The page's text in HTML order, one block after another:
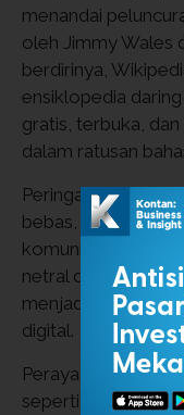
menandai
oleh Jimmy Wales
berdirinya,
ensiklopedia
gratis, terbuka,
dalam ratusan
Peringatan ini
bebas, semangat
komunitas global
netral dan dapat
menjadi simbol
digital.
Perayaannya
seperti edit-a-